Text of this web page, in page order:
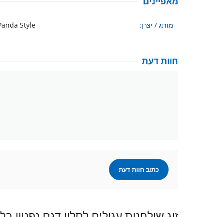
מותג / יצרן: Style
חוות דעת
כתוב חוות דעת